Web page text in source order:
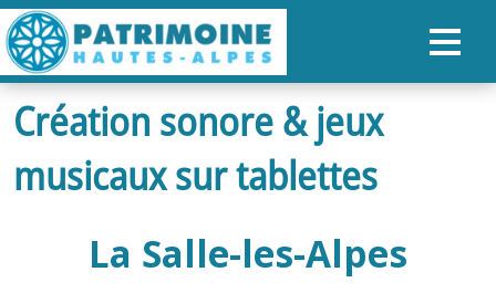
ACCUEIL
CARTE
PATRIMOINE
Création sonore & jeux
musicaux sur tablettes
La Salle-les-Alpes